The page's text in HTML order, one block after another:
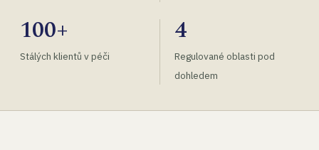
100+
Stálých klientů v péči
4
Regulované oblasti pod
dohledem